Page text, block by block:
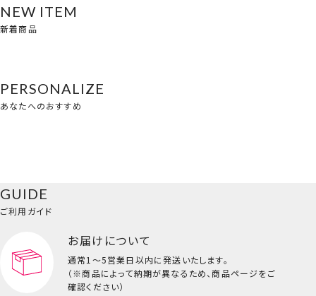
NEW ITEM
新着商品
PERSONALIZE
あなたへのおすすめ
GUIDE
ご利用ガイド
お届けについて
通常1～5営業日以内に発送いたします。
（※商品によって納期が異なるため、商品ページをご
確認ください）